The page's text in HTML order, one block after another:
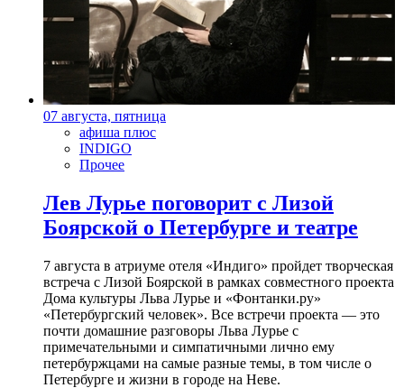
07 августа, пятница
афиша плюс
INDIGO
Прочее
Лев Лурье поговорит с Лизой
Боярской о Петербурге и театре
7 августа в атриуме отеля «Индиго» пройдет творческая
встреча с Лизой Боярской в рамках совместного проекта
Дома культуры Льва Лурье и «Фонтанки.ру»
«Петербургский человек». Все встречи проекта — это
почти домашние разговоры Льва Лурье с
примечательными и симпатичными лично ему
петербуржцами на самые разные темы, в том числе о
Петербурге и жизни в городе на Неве.